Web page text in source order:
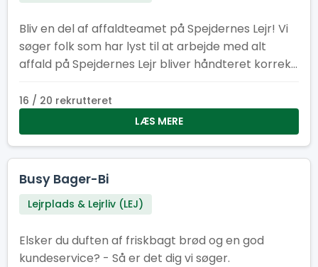
Bliv en del af affaldteamet på Spejdernes Lejr! Vi
søger folk som har lyst til at arbejde med alt
affald på Spejdernes Lejr bliver håndteret korrekt,
affaldcontainere bliver tømt efter behov.
16 / 20 rekrutteret
LÆS MERE
Busy Bager-Bi
Lejrplads & Lejrliv (LEJ)
Elsker du duften af friskbagt brød og en god
kundeservice? - Så er det dig vi søger.